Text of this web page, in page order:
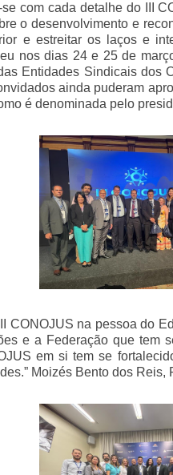
com cada detalhe do III
o desenvolvimento e
e estreitar os laços e
nos dias 24 e 25 de
Entidades Sindicais dos
ainda puderam
é denominada pelo
CONOJUS na pessoa do
e a Federação que tem
em si tem se
Moizés Bento dos Reis,